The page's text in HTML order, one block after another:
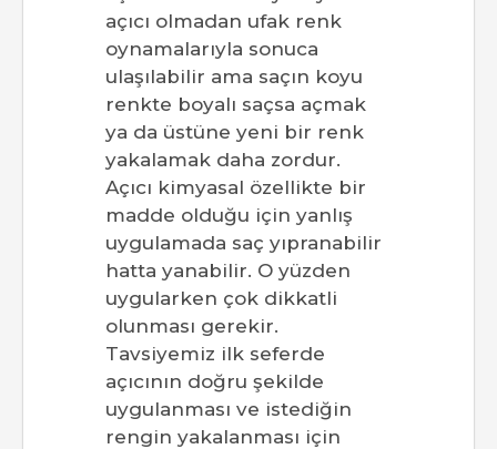
açıcı olmadan ufak renk
oynamalarıyla sonuca
ulaşılabilir ama saçın koyu
renkte boyalı saçsa açmak
ya da üstüne yeni bir renk
yakalamak daha zordur.
Açıcı kimyasal özellikte bir
madde olduğu için yanlış
uygulamada saç yıpranabilir
hatta yanabilir. O yüzden
uygularken çok dikkatli
olunması gerekir.
Tavsiyemiz ilk seferde
açıcının doğru şekilde
uygulanması ve istediğin
rengin yakalanması için